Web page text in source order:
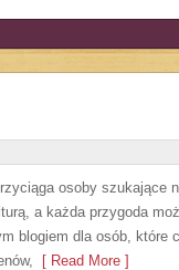
osoby szukające
a każda przygoda
blogiem dla osób, które
[ Read More ]